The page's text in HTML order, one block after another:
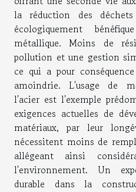
la réduction des
écologiquement
métallique. Moins de
pollution et une gestion
ce qui a pour
amoindrie. L'usage de
l'acier est l'exemple
exigences actuelles de
matériaux, par leur
nécessitent moins de
allégeant ainsi
l'environnement. Un
durable dans la